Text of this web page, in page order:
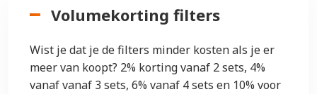
Volumekorting filters
Wist je dat je de filters minder kosten als je er
meer van koopt? 2% korting vanaf 2 sets, 4%
vanaf vanaf 3 sets, 6% vanaf 4 sets en 10% voor